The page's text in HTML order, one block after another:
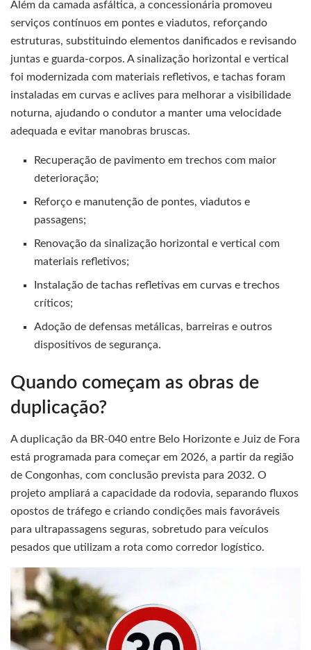
Além da camada asfáltica, a concessionária promoveu
serviços contínuos em pontes e viadutos, reforçando
estruturas, substituindo elementos danificados e revisando
juntas e guarda-corpos. A sinalização horizontal e vertical
foi modernizada com materiais refletivos, e tachas foram
instaladas em curvas e aclives para melhorar a visibilidade
noturna, ajudando o condutor a manter uma velocidade
adequada e evitar manobras bruscas.
Recuperação de pavimento em trechos com maior
deterioração;
Reforço e manutenção de pontes, viadutos e
passagens;
Renovação da sinalização horizontal e vertical com
materiais refletivos;
Instalação de tachas refletivas em curvas e trechos
críticos;
Adoção de defensas metálicas, barreiras e outros
dispositivos de segurança.
Quando começam as obras de
duplicação?
A duplicação da BR-040 entre Belo Horizonte e Juiz de Fora
está programada para começar em 2026, a partir da região
de Congonhas, com conclusão prevista para 2032. O
projeto ampliará a capacidade da rodovia, separando fluxos
opostos de tráfego e criando condições mais favoráveis
para ultrapassagens seguras, sobretudo para veículos
pesados que utilizam a rota como corredor logístico.